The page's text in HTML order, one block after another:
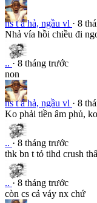
ns t á hả, ngầu vl · 8
Nhả vía hồi chiều đi
.. · 8 tháng trước
non
ns t á hả, ngầu vl · 8
Ko phải tiền âm phủ,
.. · 8 tháng trước
thk bn t tỏ tihd crush
.. · 8 tháng trước
còn cs cả váy nx chứ